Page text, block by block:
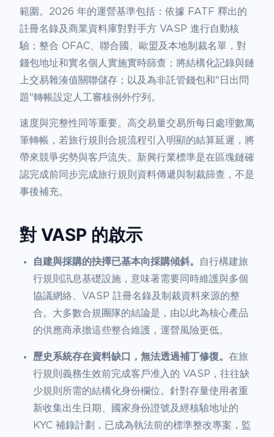
範圍。2026 年的運營基準包括：依據 FATF 釋出的
註冊名錄及商業資料庫對對手方 VASP 進行自動核
驗；整合 OFAC、聯合國、歐盟及本地制裁名單，對
錢包地址和實名個人實施實時篩查；將結構化記錄與鏈
上交易雜湊值關聯儲存；以及為非託管錢包和"日出問
題"轉帳設定人工審核例外佇列。
速度與完整性同等重要。高交易量交易所每日處理數萬
筆轉帳，若旅行規則合規流程引入明顯的結算延遲，將
帶來競爭劣勢與客戶流失。新興行業標準是在區塊鏈確
認完成前同步完成旅行規則資料傳遞與制裁篩查，不是
事後補充。
對 VASP 的啟示
自建與採購的抉擇已基本向採購傾斜。
自行構建旅
行規則訊息基礎設施，意味著需要同時維護與多個
協議網絡、VASP 註冊名錄及制裁資料來源的整
合。大多數合規團隊的結論是，由以此為核心產品
的供應商承擔這些整合維護，運營風險更低。
歷史系統存在資料缺口，無法透過補丁修復。 在旅
行規則義務生效前完成客戶准入的 VASP，往往缺
少規則所需的結構化身份欄位。針對存量使用者重
新收集出生日期、國家身份證號及經核驗地址的
KYC 補錄計劃，已成為執法前的標準整改專案，監